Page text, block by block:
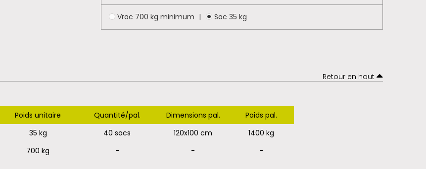
Vrac 700 kg minimum Sac 35 kg
Retour en haut
Poids unitaire Quantité/pal. Dimensions pal.
Poids pal.
35 kg 40 sacs 120x100 cm
1400 kg
700 kg - - -